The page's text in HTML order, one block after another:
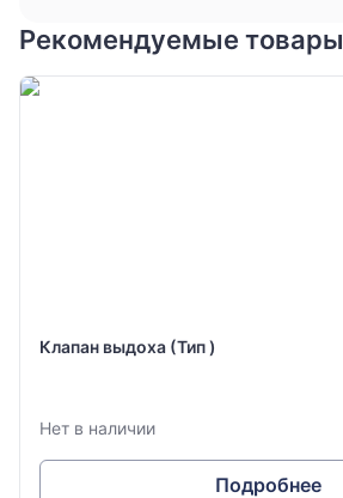
Рекомендуемые товары
Клапан выдоха (Тип )
Нет в наличии
Подробнее